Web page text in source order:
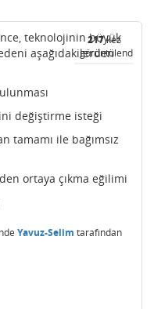
217kez
görüntülendi
teknolojinin büyük
aşağıdakilerden
değiştirme isteği
tamamı ile bağımsız
ortaya çıkma eğilimi
Yavuz-Selim tarafından